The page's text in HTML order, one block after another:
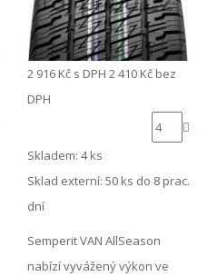
2 916 Kč s DPH 2 410 Kč bez
DPH
Skladem: 4 ks
Sklad externí: 50 ks do 8 prac.
dní
Semperit VAN AllSeason
nabízí vyvážený výkon ve